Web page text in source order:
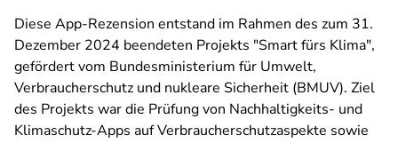
Diese App-Rezension entstand im Rahmen des zum 31.
Dezember 2024 beendeten Projekts "Smart fürs Klima",
gefördert vom Bundesministerium für Umwelt,
Verbraucherschutz und nukleare Sicherheit (BMUV). Ziel
des Projekts war die Prüfung von Nachhaltigkeits- und
Klimaschutz-Apps auf Verbraucherschutzaspekte sowie